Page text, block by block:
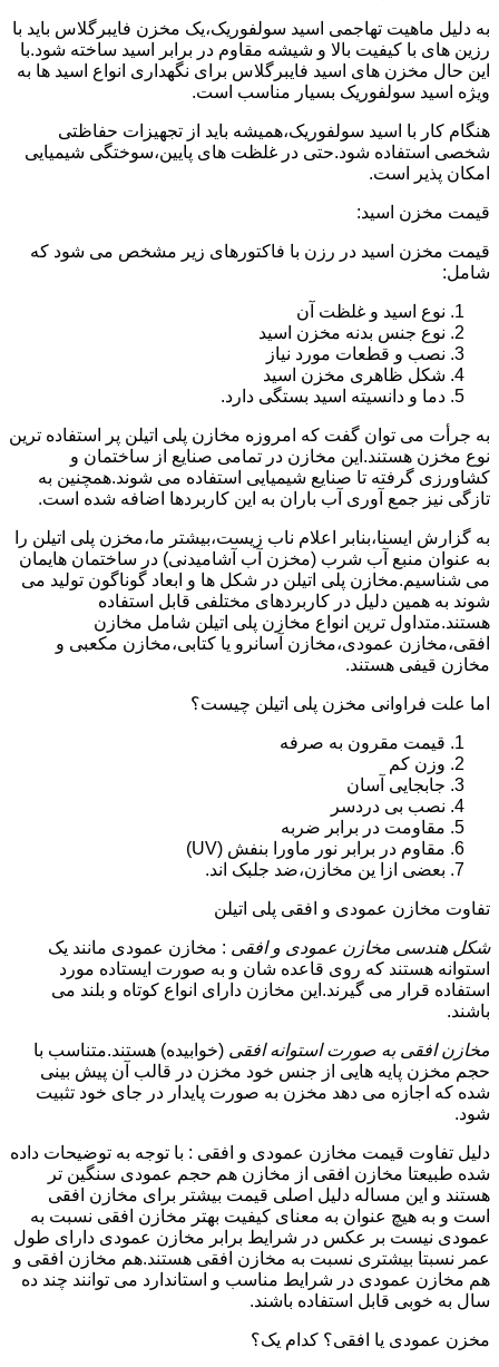
به دلیل ماهیت تهاجمی اسید سولفوریک،یک مخزن فایبرگلاس باید با
رزین های با کیفیت بالا و شیشه مقاوم در برابر اسید ساخته شود.با
این حال مخزن های اسید فایبرگلاس برای نگهداری انواع اسید ها به
ویژه اسید سولفوریک بسیار مناسب است.
هنگام کار با اسید سولفوریک،همیشه باید از تجهیزات حفاظتی
شخصی استفاده شود.حتی در غلظت های پایین،سوختگی شیمیایی
امکان پذیر است.
قیمت مخزن اسید:
قیمت مخزن اسید در رزن با فاکتورهای زیر مشخص می شود که
شامل:
نوع اسید و غلظت آن
نوع جنس بدنه مخزن اسید
نصب و قطعات مورد نیاز
شکل ظاهری مخزن اسید
دما و دانسیته اسید بستگی دارد.
به جرأت می توان گفت که امروزه مخازن پلی اتیلن پر استفاده ترین
نوع مخزن هستند.این مخازن در تمامی صنایع از ساختمان و
کشاورزی گرفته تا صنایع شیمیایی استفاده می شوند.همچنین به
تازگی نیز جمع آوری آب باران به این کاربردها اضافه شده است.
به گزارش ایسنا،بنابر اعلام ناب زیست،بیشتر ما،مخزن پلی اتیلن را
به عنوان منبع آب شرب (مخزن آب آشامیدنی) در ساختمان هایمان
می شناسیم.مخازن پلی اتیلن در شکل ها و ابعاد گوناگون تولید می
شوند به همین دلیل در کاربردهای مختلفی قابل استفاده
هستند.متداول ترین انواع مخازن پلی اتیلن شامل مخازن
افقی،مخازن عمودی،مخازن آسانرو یا کتابی،مخازن مکعبی و
مخازن قیفی هستند.
اما علت فراوانی مخزن پلی اتیلن چیست؟
قیمت مقرون به صرفه
وزن کم
جابجایی آسان
نصب بی دردسر
مقاومت در برابر ضربه
مقاوم در برابر نور ماورا بنفش (UV)
بعضی ازا ین مخازن،ضد جلبک اند.
تفاوت مخازن عمودی و افقی پلی اتیلن
شکل هندسی مخازن عمودی و افقی : مخازن عمودی مانند یک
استوانه هستند که روی قاعده شان و به صورت ایستاده مورد
استفاده قرار می گیرند.این مخازن دارای انواع کوتاه و بلند می
باشند.
مخازن افقی به صورت استوانه افقی (خوابیده) هستند.متناسب با
حجم مخزن پایه هایی از جنس خود مخزن در قالب آن پیش بینی
شده که اجازه می دهد مخزن به صورت پایدار در جای خود تثبیت
شود.
دلیل تفاوت قیمت مخازن عمودی و افقی : با توجه به توضیحات داده
شده طبیعتا مخازن افقی از مخازن هم حجم عمودی سنگین تر
هستند و این مساله دلیل اصلی قیمت بیشتر برای مخازن افقی
است و به هیچ عنوان به معنای کیفیت بهتر مخازن افقی نسبت به
عمودی نیست بر عکس در شرایط برابر مخازن عمودی دارای طول
عمر نسبتا بیشتری نسبت به مخازن افقی هستند.هم مخازن افقی و
هم مخازن عمودی در شرایط مناسب و استاندارد می توانند چند ده
سال به خوبی قابل استفاده باشند.
مخزن عمودی یا افقی؟ کدام یک؟